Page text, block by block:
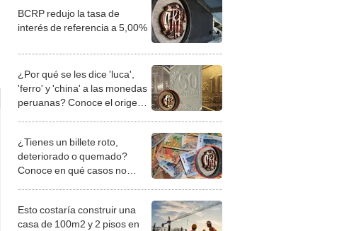
BCRP redujo la tasa de
interés de referencia a 5,00%
¿Por qué se les dice 'luca',
'ferro' y 'china' a las monedas
peruanas? Conoce el origen
¿Tienes un billete roto,
deteriorado o quemado?
Conoce en qué casos no
Esto costaría construir una
casa de 100m2 y 2 pisos en